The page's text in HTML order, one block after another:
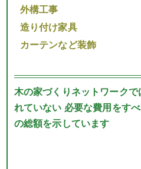
外構工事
造り付け家具
カーテンなど装飾
木の家づくりネットワーク
れていない 必要な費用をす
の総額を示しています